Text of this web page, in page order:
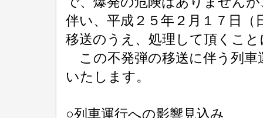
伴い、平成２５年２月１７日
移送のうえ、処理して頂くこ
この不発弾の移送に伴う列車
いたします。
○列車運行への影響見込み